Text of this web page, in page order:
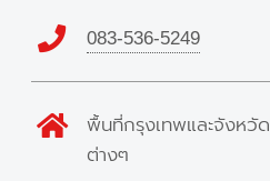
083-536-5249
พื้นที่กรุงเทพและจังหวัด
ต่างๆ